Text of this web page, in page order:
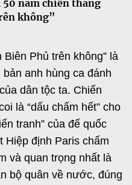
lượng
thảo VBQPPL
năm chiến thắng
không”
Phủ trên không” là
anh hùng ca đánh
dân tộc ta. Chiến
là “dấu chấm hết” cho
tranh” của đế quốc
Hiệp định Paris chấm
và quan trọng nhất là
bộ quân về nước, đúng